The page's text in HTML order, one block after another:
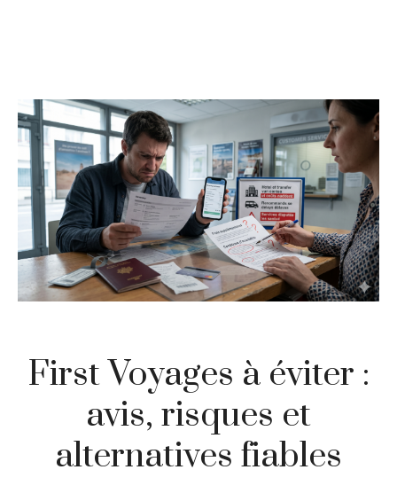
First Voyages à éviter :
avis, risques et
alternatives fiables